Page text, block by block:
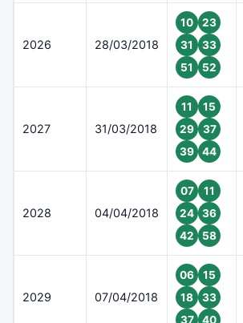
2026 28/03/2018
10
23
31
33
51
52
2027 31/03/2018
11
15
29
37
39
44
2028 04/04/2018
07
11
24
36
42
58
2029 07/04/2018
06
15
18
33
37
40